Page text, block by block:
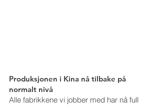
Produksjonen i Kina nå tilbake på
normalt nivå
Alle fabrikkene vi jobber med har nå full